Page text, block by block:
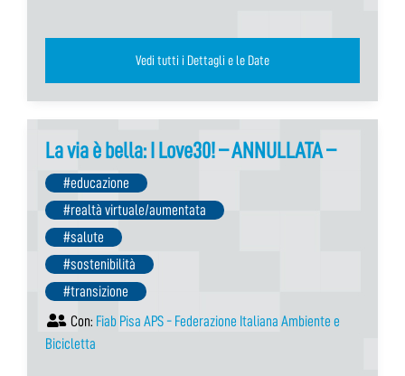
Vedi tutti i Dettagli e le Date
La via è bella: I Love30! – ANNULLATA –
#educazione
#realtà virtuale/aumentata
#salute
#sostenibilità
#transizione
Con: Fiab Pisa APS - Federazione Italiana Ambiente e
Bicicletta